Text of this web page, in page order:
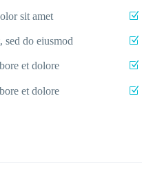
sit amet
do eiusmod
et dolore
et dolore